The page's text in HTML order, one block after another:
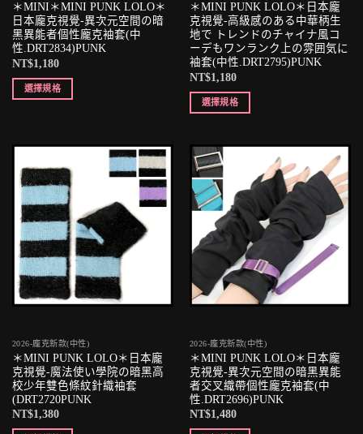
＊MINI＊MINI PUNK LOLO＊
日本龐克視覺-異次元空間の暗
黑異能者個性龐克袖套(中
性.DRT2834)PUNK
NT$1,180
選擇規格
＊MINI PUNK LOLO＊日本龐
克視覺-高級感のある中華柄生
地で トレンドのチャイナ風コ
ーデもワンランク上の雰囲気に
袖套(中性.DRT2795)PUNK
NT$1,180
選擇規格
2026-龐克新款(中性)
＊MINI PUNK LOLO＊日本龐
克視覺-魔法使い學院の暗黑高
校少年雙色條紋針織袖套
(DRT2720PUNK
NT$1,380
2026-龐克新款(中性)
＊MINI PUNK LOLO＊日本龐
克視覺-異次元空間の暗黑異能
者交叉織帶個性龐克袖套(中
性.DRT2696)PUNK
NT$1,480